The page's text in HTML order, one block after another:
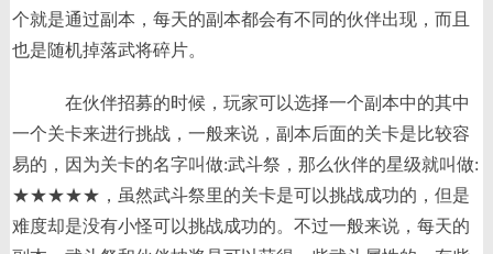
个就是通过副本，每天的副本都会有不同的伙伴出现，而且
也是随机掉落武将碎片。
在伙伴招募的时候，玩家可以选择一个副本中的其中
一个关卡来进行挑战，一般来说，副本后面的关卡是比较容
易的，因为关卡的名字叫做:武斗祭，那么伙伴的星级就叫做:
★★★★★，虽然武斗祭里的关卡是可以挑战成功的，但是
难度却是没有小怪可以挑战成功的。不过一般来说，每天的